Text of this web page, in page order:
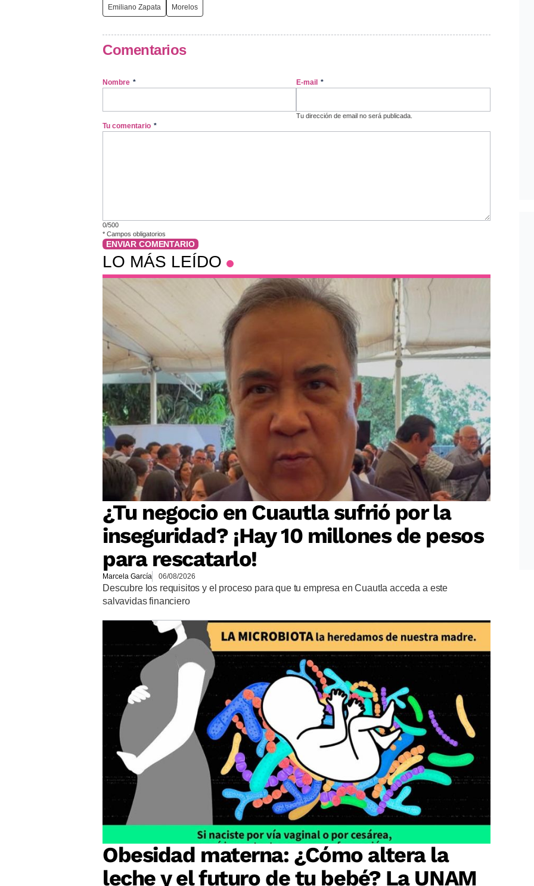
Emiliano Zapata Morelos
Comentarios
Nombre * E-mail *
Tu dirección de email no será publicada.
Tu comentario *
0/500
* Campos obligatorios
ENVIAR COMENTARIO
LO MÁS LEÍDO
¿Tu negocio en Cuautla sufrió por la
inseguridad? ¡Hay 10 millones de pesos
para rescatarlo!
Marcela García 06/08/2026
Descubre los requisitos y el proceso para que tu empresa en Cuautla acceda a este
salvavidas financiero
Obesidad materna: ¿Cómo altera la
leche y el futuro de tu bebé? La UNAM